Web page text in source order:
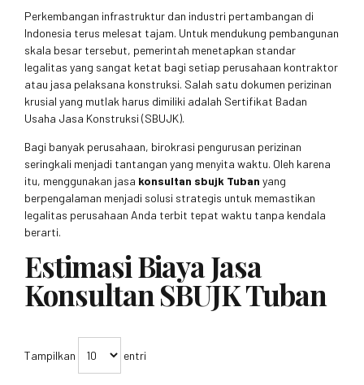
Perkembangan infrastruktur dan industri pertambangan di
Indonesia terus melesat tajam. Untuk mendukung pembangunan
skala besar tersebut, pemerintah menetapkan standar
legalitas yang sangat ketat bagi setiap perusahaan kontraktor
atau jasa pelaksana konstruksi. Salah satu dokumen perizinan
krusial yang mutlak harus dimiliki adalah Sertifikat Badan
Usaha Jasa Konstruksi (SBUJK).
Bagi banyak perusahaan, birokrasi pengurusan perizinan
seringkali menjadi tantangan yang menyita waktu. Oleh karena
itu, menggunakan jasa konsultan sbujk Tuban yang
berpengalaman menjadi solusi strategis untuk memastikan
legalitas perusahaan Anda terbit tepat waktu tanpa kendala
berarti.
Estimasi Biaya Jasa
Konsultan SBUJK Tuban
Tampilkan entri